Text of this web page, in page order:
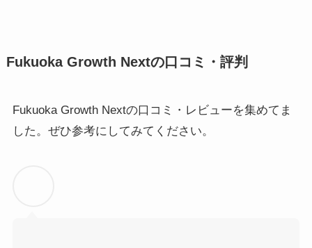
Fukuoka Growth Nextの口コミ・評判
Fukuoka Growth Nextの口コミ・レビューを集めてま
した。ぜひ参考にしてみてください。